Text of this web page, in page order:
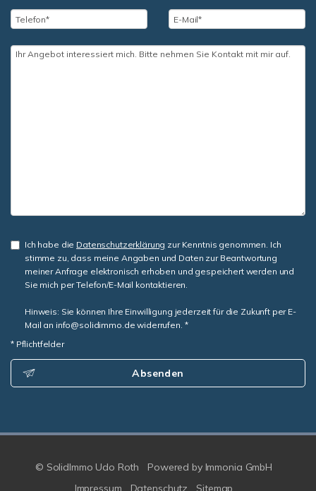
Ich habe die Datenschutzerklärung zur Kenntnis genommen. Ich
stimme zu, dass meine Angaben und Daten zur Beantwortung
meiner Anfrage elektronisch erhoben und gespeichert werden und
Sie mich per Telefon/E-Mail kontaktieren.
Hinweis: Sie können Ihre Einwilligung jederzeit für die Zukunft per E-
Mail an info@solidimmo.de widerrufen. *
* Pflichtfelder
Absenden
© SolidImmo Udo Roth Powered by Immonia GmbH
Impressum
Datenschutz Sitemap